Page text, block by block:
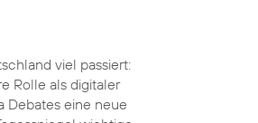
viel passiert:
Rolle als digitaler
Debates eine neue